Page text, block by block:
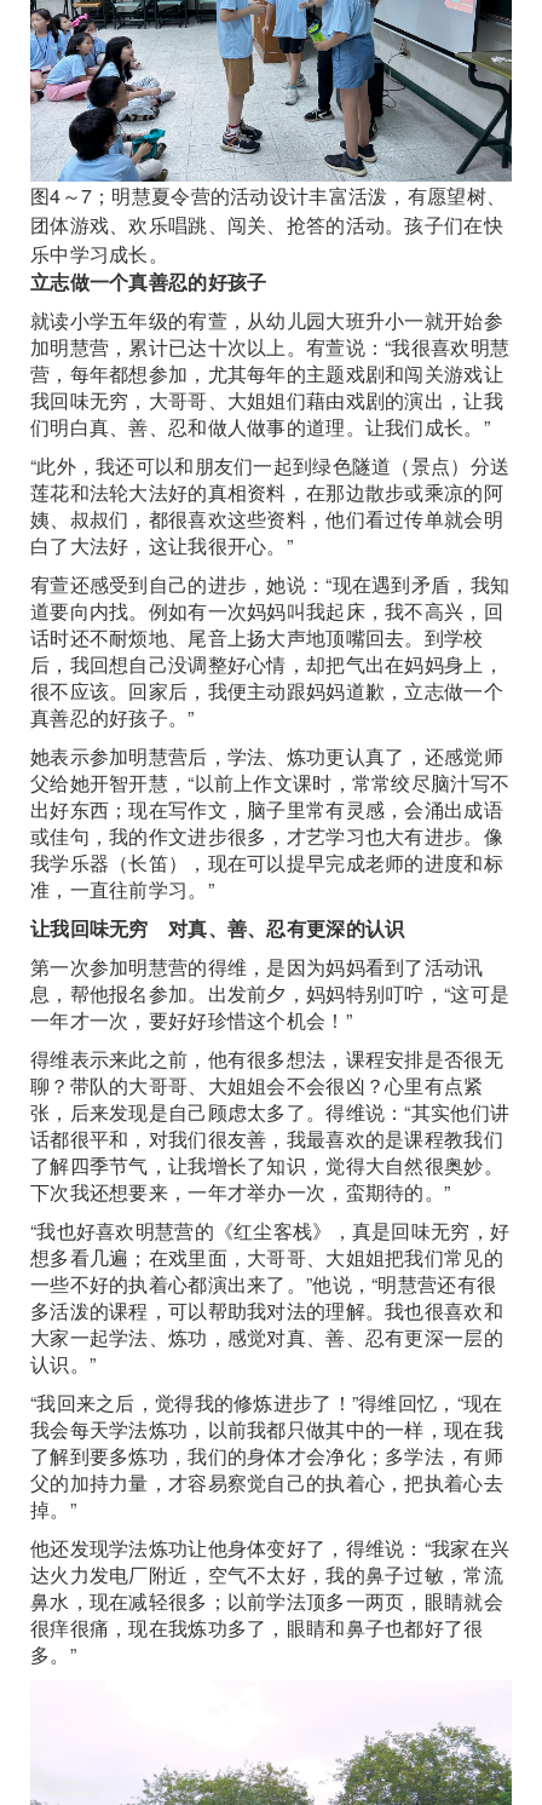
图4～7；明慧夏令营的活动设计丰富活泼，有愿望树、
团体游戏、欢乐唱跳、闯关、抢答的活动。孩子们在快
乐中学习成长。
立志做一个真善忍的好孩子
就读小学五年级的宥萱，从幼儿园大班升小一就开始参
加明慧营，累计已达十次以上。宥萱说：“我很喜欢明慧
营，每年都想参加，尤其每年的主题戏剧和闯关游戏让
我回味无穷，大哥哥、大姐姐们藉由戏剧的演出，让我
们明白真、善、忍和做人做事的道理。让我们成长。”
“此外，我还可以和朋友们一起到绿色隧道（景点）分送
莲花和法轮大法好的真相资料，在那边散步或乘凉的阿
姨、叔叔们，都很喜欢这些资料，他们看过传单就会明
白了大法好，这让我很开心。”
宥萱还感受到自己的进步，她说：“现在遇到矛盾，我知
道要向内找。例如有一次妈妈叫我起床，我不高兴，回
话时还不耐烦地、尾音上扬大声地顶嘴回去。到学校
后，我回想自己没调整好心情，却把气出在妈妈身上，
很不应该。回家后，我便主动跟妈妈道歉，立志做一个
真善忍的好孩子。”
她表示参加明慧营后，学法、炼功更认真了，还感觉师
父给她开智开慧，“以前上作文课时，常常绞尽脑汁写不
出好东西；现在写作文，脑子里常有灵感，会涌出成语
或佳句，我的作文进步很多，才艺学习也大有进步。像
我学乐器（长笛），现在可以提早完成老师的进度和标
准，一直往前学习。”
让我回味无穷 对真、善、忍有更深的认识
第一次参加明慧营的得维，是因为妈妈看到了活动讯
息，帮他报名参加。出发前夕，妈妈特别叮咛，“这可是
一年才一次，要好好珍惜这个机会！”
得维表示来此之前，他有很多想法，课程安排是否很无
聊？带队的大哥哥、大姐姐会不会很凶？心里有点紧
张，后来发现是自己顾虑太多了。得维说：“其实他们讲
话都很平和，对我们很友善，我最喜欢的是课程教我们
了解四季节气，让我增长了知识，觉得大自然很奥妙。
下次我还想要来，一年才举办一次，蛮期待的。”
“我也好喜欢明慧营的《红尘客栈》，真是回味无穷，好
想多看几遍；在戏里面，大哥哥、大姐姐把我们常见的
一些不好的执着心都演出来了。”他说，“明慧营还有很
多活泼的课程，可以帮助我对法的理解。我也很喜欢和
大家一起学法、炼功，感觉对真、善、忍有更深一层的
认识。”
“我回来之后，觉得我的修炼进步了！”得维回忆，“现在
我会每天学法炼功，以前我都只做其中的一样，现在我
了解到要多炼功，我们的身体才会净化；多学法，有师
父的加持力量，才容易察觉自己的执着心，把执着心去
掉。”
他还发现学法炼功让他身体变好了，得维说：“我家在兴
达火力发电厂附近，空气不太好，我的鼻子过敏，常流
鼻水，现在减轻很多；以前学法顶多一两页，眼睛就会
很痒很痛，现在我炼功多了，眼睛和鼻子也都好了很
多。”